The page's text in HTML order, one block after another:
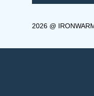
(РКВЛ)
2026 @